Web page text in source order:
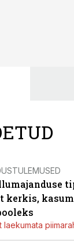
kerkis,
laekumata